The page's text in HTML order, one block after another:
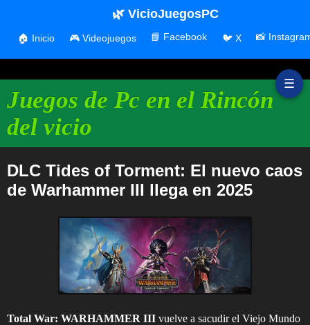
☰
Juegos de Pc en el Rincón
del vicio
🌿 VicioJuegosPC
🏠 Inicio 🎮 Videojuegos 📘 Facebook 🐦 X 📸
DLC Tides of Torment: El nuevo caos
de Warhammer III llega en 2025
Total War: WARHAMMER III vuelve a sacudir el Viejo Mundo